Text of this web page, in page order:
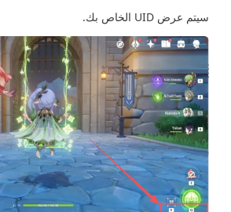
سيتم عرض UID الخاص بك.